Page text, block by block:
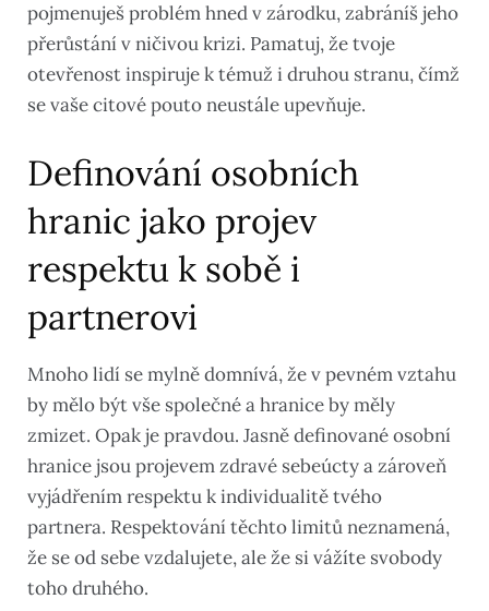
pojmenuješ problém hned v zárodku, zabráníš jeho
přerůstání v ničivou krizi. Pamatuj, že tvoje
otevřenost inspiruje k témuž i druhou stranu, čímž
se vaše citové pouto neustále upevňuje.
Definování osobních
hranic jako projev
respektu k sobě i
partnerovi
Mnoho lidí se mylně domnívá, že v pevném vztahu
by mělo být vše společné a hranice by měly
zmizet. Opak je pravdou. Jasně definované osobní
hranice jsou projevem zdravé sebeúcty a zároveň
vyjádřením respektu k individualitě tvého
partnera. Respektování těchto limitů neznamená,
že se od sebe vzdalujete, ale že si vážíte svobody
toho druhého.